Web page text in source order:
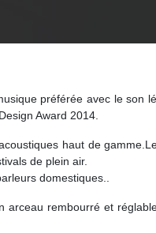
préférée avec le son
Award 2014.
haut de
de plein air.
domestiques..
arceau rembourré et